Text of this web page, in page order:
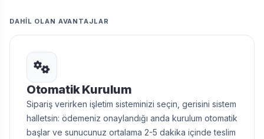
DAHIL OLAN AVANTAJLAR
Otomatik Kurulum
Sipariş verirken işletim sisteminizi seçin, gerisini sistem
halletsin: ödemeniz onaylandığı anda kurulum otomatik
başlar ve sunucunuz ortalama 2-5 dakika içinde teslim